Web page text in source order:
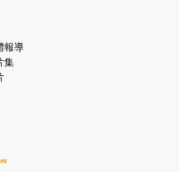
龍長跑隊恆常練習 - 4月16日
19:00開始）
古家＋賞系列：漫步魔術與音樂
報導
集